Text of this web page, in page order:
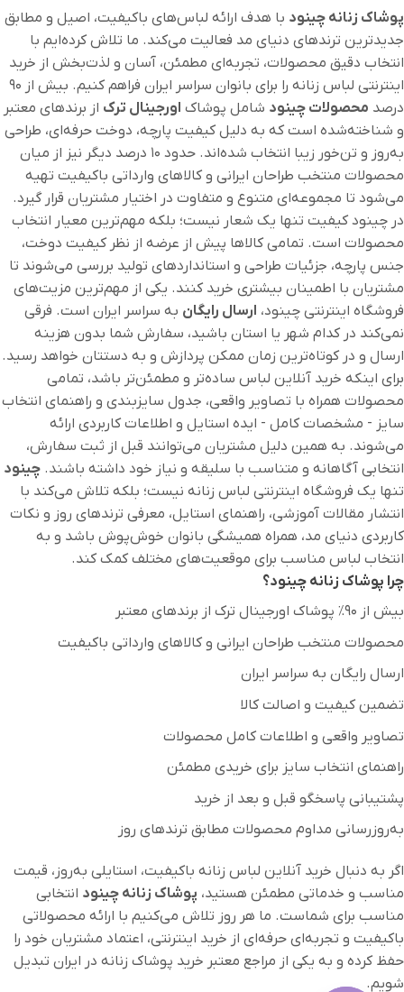
پوشاک زنانه چینود با هدف ارائه لباس‌های باکیفیت، اصیل و مطابق
جدیدترین ترندهای دنیای مد فعالیت می‌کند. ما تلاش کرده‌ایم با
انتخاب دقیق محصولات، تجربه‌ای مطمئن، آسان و لذت‌بخش از خرید
اینترنتی لباس زنانه را برای بانوان سراسر ایران فراهم کنیم. بیش از ۹۰
درصد محصولات چینود شامل پوشاک اورجینال ترک از برندهای معتبر
و شناخته‌شده است که به دلیل کیفیت پارچه، دوخت حرفه‌ای، طراحی
به‌روز و تن‌خور زیبا انتخاب شده‌اند. حدود ۱۰ درصد دیگر نیز از میان
محصولات منتخب طراحان ایرانی و کالاهای وارداتی باکیفیت تهیه
می‌شود تا مجموعه‌ای متنوع و متفاوت در اختیار مشتریان قرار گیرد.
در چینود کیفیت تنها یک شعار نیست؛ بلکه مهم‌ترین معیار انتخاب
محصولات است. تمامی کالاها پیش از عرضه از نظر کیفیت دوخت،
جنس پارچه، جزئیات طراحی و استانداردهای تولید بررسی می‌شوند تا
مشتریان با اطمینان بیشتری خرید کنند. یکی از مهم‌ترین مزیت‌های
فروشگاه اینترنتی چینود، ارسال رایگان به سراسر ایران است. فرقی
نمی‌کند در کدام شهر یا استان باشید، سفارش شما بدون هزینه
ارسال و در کوتاه‌ترین زمان ممکن پردازش و به دستتان خواهد رسید.
برای اینکه خرید آنلاین لباس ساده‌تر و مطمئن‌تر باشد، تمامی
محصولات همراه با تصاویر واقعی، جدول سایزبندی و راهنمای انتخاب
سایز - مشخصات کامل - ایده استایل و اطلاعات کاربردی ارائه
می‌شوند. به همین دلیل مشتریان می‌توانند قبل از ثبت سفارش،
انتخابی آگاهانه و متناسب با سلیقه و نیاز خود داشته باشند. چینود
تنها یک فروشگاه اینترنتی لباس زنانه نیست؛ بلکه تلاش می‌کند با
انتشار مقالات آموزشی، راهنمای استایل، معرفی ترندهای روز و نکات
کاربردی دنیای مد، همراه همیشگی بانوان خوش‌پوش باشد و به
انتخاب لباس مناسب برای موقعیت‌های مختلف کمک کند.
چرا پوشاک زنانه چینود؟
بیش از ۹۰٪ پوشاک اورجینال ترک از برندهای معتبر
محصولات منتخب طراحان ایرانی و کالاهای وارداتی باکیفیت
ارسال رایگان به سراسر ایران
تضمین کیفیت و اصالت کالا
تصاویر واقعی و اطلاعات کامل محصولات
راهنمای انتخاب سایز برای خریدی مطمئن
پشتیبانی پاسخگو قبل و بعد از خرید
به‌روزرسانی مداوم محصولات مطابق ترندهای روز
اگر به دنبال خرید آنلاین لباس زنانه باکیفیت، استایلی به‌روز، قیمت
مناسب و خدماتی مطمئن هستید، پوشاک زنانه چینود انتخابی
مناسب برای شماست. ما هر روز تلاش می‌کنیم با ارائه محصولاتی
باکیفیت و تجربه‌ای حرفه‌ای از خرید اینترنتی، اعتماد مشتریان خود را
حفظ کرده و به یکی از مراجع معتبر خرید پوشاک زنانه در ایران تبدیل
شویم.